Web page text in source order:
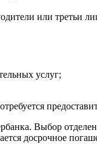
или третьи
услуг;
Выбор
досрочное